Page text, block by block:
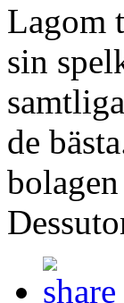
Lagom
sin
de